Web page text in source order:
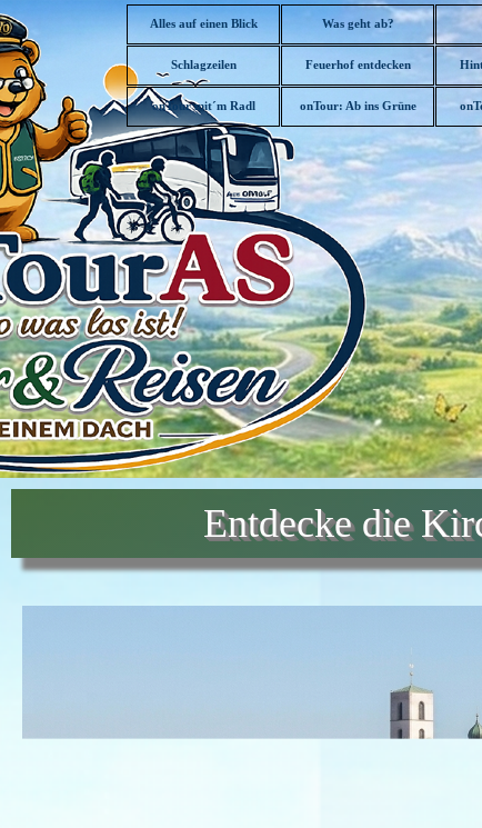
Direkt zum Seiteninhalt
Alles auf einen Blick Was geht ab?
Schlagzeilen ▼
Feuerhof entdecken
onTour mit´m Radl onTour: Ab ins Grüne
Entdecke die